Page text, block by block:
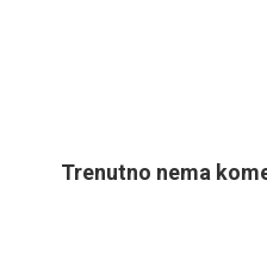
Trenutno nema